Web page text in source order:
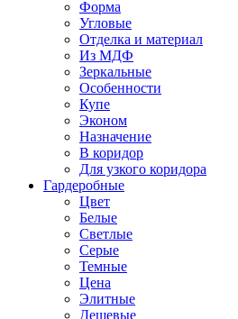
Форма
Угловые
Отделка и материал
Из МДФ
Зеркальные
Особенности
Купе
Эконом
Назначение
В коридор
Для узкого коридора
Гардеробные
Цвет
Белые
Светлые
Серые
Темные
Цена
Элитные
Дешевые